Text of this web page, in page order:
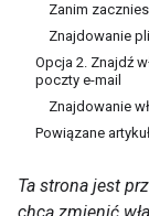
Zanim
Znajdowanie
Opcja 2. Znajdź
poczty e-mail
Znajdowanie
Powiązane
Ta strona jest